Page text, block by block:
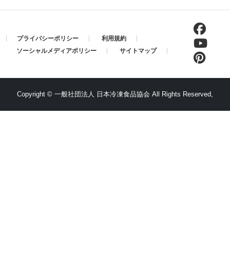
プライバシーポリシー
利用規約
ソーシャルメディアポリシー
サイトマップ
Copyright © 一般社団法人 日本冷凍食品協会 All Rights Reserved,